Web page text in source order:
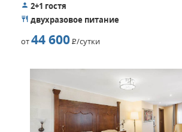
2+1 гостя
двухразовое питание
от44 600Р/сутки